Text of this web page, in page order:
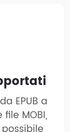
EPUB a
MOBI,